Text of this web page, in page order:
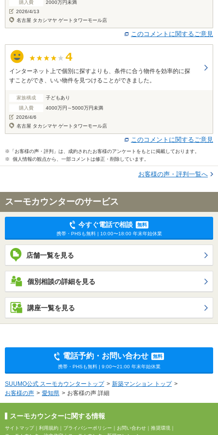
購入費
2000万円未満
2026/4/13
名古屋 タカシマヤ ゲートタワーモール店
このコメントに関するご意見
インターネット上で個別に探すよりも、条件に合う物件を効率的に探
すことができ、いい物件を見つけることができました。
家族構成
子どもあり
購入費
4000万円～5000万円未満
2026/4/6
名古屋 タカシマヤ ゲートタワーモール店
このコメントに関するご意見
※「お客様の声・評判」は、成約されたお客様のアンケートをもとに掲載しております。
※ 個人情報の観点から、一部コメントは修正・削除しています。
お客様の声・評判一覧へ
スーモカウンターのサービス
今すぐ電話で相談
無料
携帯・PHSも無料 | 10:00〜18:00 年末年始休業
店舗一覧を見る
個別相談の詳細を見る
講座一覧を見る
電話予約・お問い合わせ
無料
携帯・PHSも無料 | 9:00〜21:00 年末年始休業
SUUMO公式 スーモカウンタートップ
新築マンション トップ
お客様の声
愛知県 お客様の声 詳細
スーモカウンターに関する情報
サイトマップ｜ 利用規約 ｜ プライバシーポリシー ｜ お問い合わせ ｜ 推奨環境 ｜